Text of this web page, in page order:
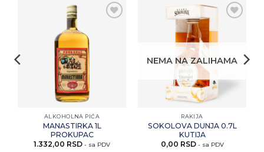
ALKOHOLNA PIĆA
MANASTIRKA 1L
PROKUPAC
1.332,00 RSD - sa PDV
NEMA NA ZALIHAMA
RAKIJA
SOKOLOVA DUNJA 0.7L
KUTIJA
0,00 RSD - sa PDV